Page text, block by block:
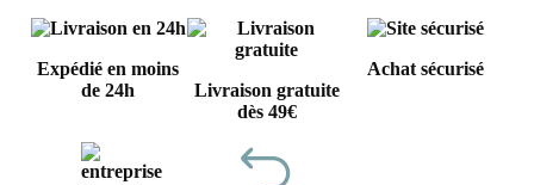
Expédié en moins
de 24h
Livraison gratuite
dès 49€
Achat sécurisé